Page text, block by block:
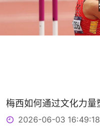
梅西如何通过文化力
2026-06-03 16:49:18